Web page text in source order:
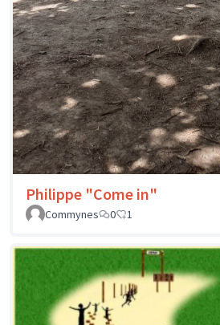
Philippe "Come in"
Commynes
0 1